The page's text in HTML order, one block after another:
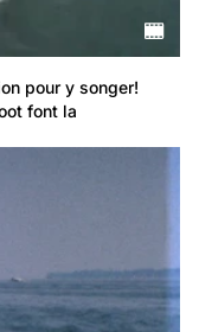
pour y songer!
font la